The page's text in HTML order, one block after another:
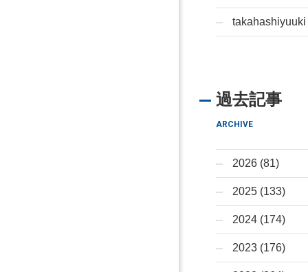
takahashiyuuki
過去記事
ARCHIVE
2026 (81)
2025 (133)
2024 (174)
2023 (176)